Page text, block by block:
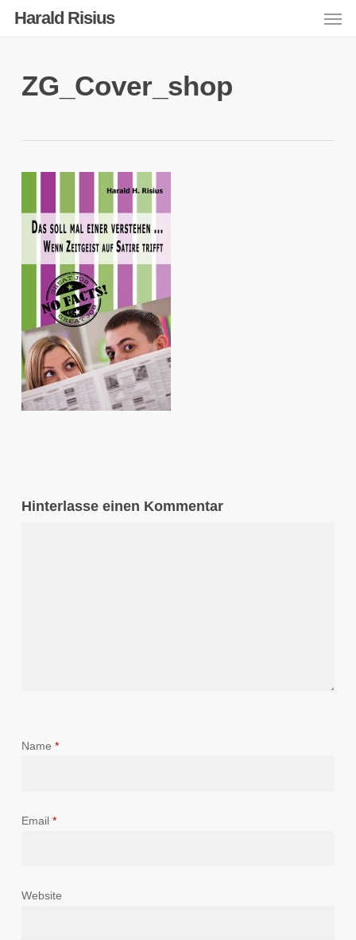
Harald Risius
ZG_Cover_shop
Hinterlasse einen Kommentar
Name *
Email *
Website